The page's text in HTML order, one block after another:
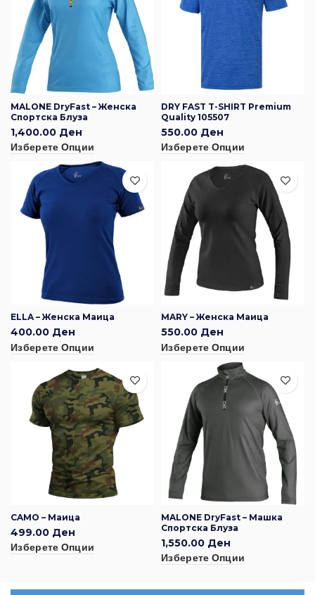
MALONE DryFast – Женска
Спортска Блуза
1,400.00 Ден
Изберете Опции
DRY FAST T-SHIRT Premium
Quality 105507
550.00 Ден
Изберете Опции
ELLA – Женска Маица
400.00 Ден
Изберете Опции
MARY – Женска Маица
550.00 Ден
Изберете Опции
CAMO – Маица
499.00 Ден
Изберете Опции
MALONE DryFast – Машка
Спортска Блуза
1,550.00 Ден
Изберете Опции